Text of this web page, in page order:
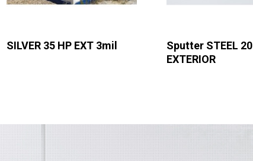
SILVER 35 HP EXT 3mil
Sputter STEEL 20
EXTERIOR